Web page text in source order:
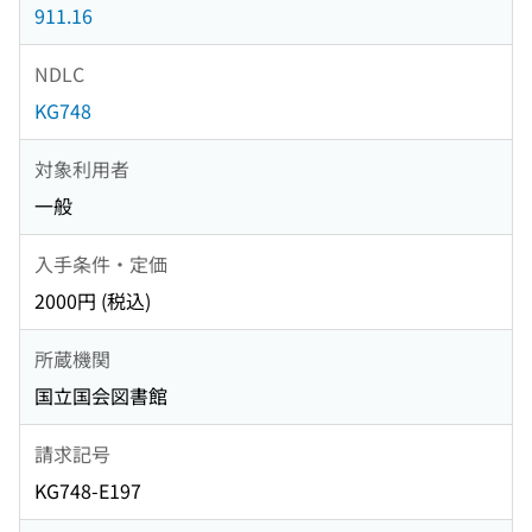
911.16
NDLC
KG748
対象利用者
一般
入手条件・定価
2000円 (税込)
所蔵機関
国立国会図書館
請求記号
KG748-E197